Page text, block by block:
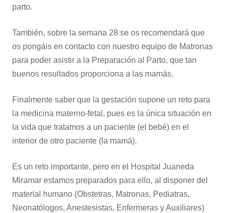
parto.
También, sobre la semana 28 se os recomendará que
os pongáis en contacto con nuestro equipo de Matronas
para poder asistir a la Preparación al Parto, que tan
buenos resultados proporciona a las mamás.
Finalmente saber que la gestación supone un reto para
la medicina materno-fetal, pues es la única situación en
la vida que tratamos a un paciente (el bebé) en el
interior de otro paciente (la mamá).
Es un reto importante, pero en el Hospital Juaneda
Miramar estamos preparados para ello, al disponer del
material humano (Obstetras, Matronas, Pediatras,
Neonatólogos, Anestesistas, Enfermeras y Auxiliares)